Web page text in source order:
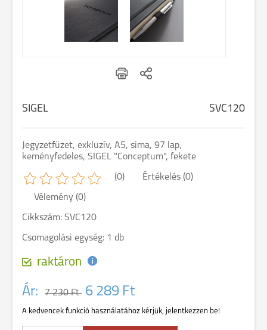
SIGEL SVC120
Jegyzetfüzet, exkluzív, A5, sima, 97 lap,
keményfedeles, SIGEL "Conceptum", fekete
(0) Értékelés (0)
Vélemény (0)
Cikkszám: SVC120
Csomagolási egység: 1 db
raktáron
Ár: 7 230 Ft 6 289 Ft
A kedvencek funkció használatához kérjük, jelentkezzen be!